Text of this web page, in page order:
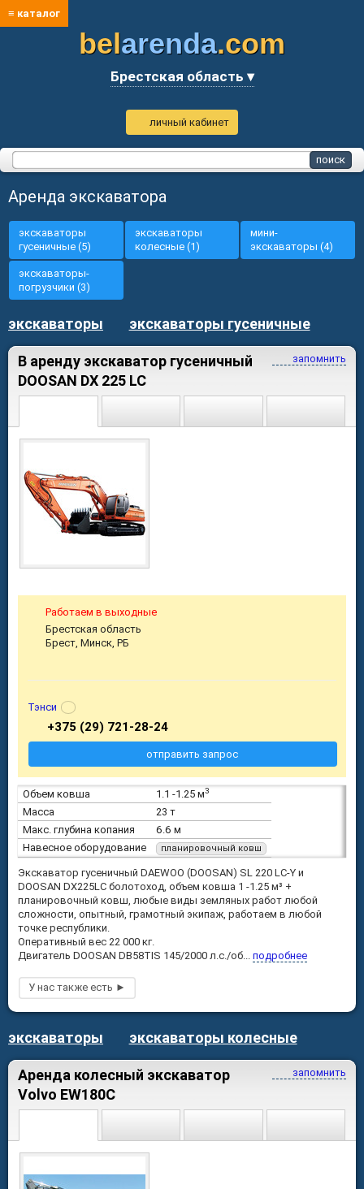
≡ каталог
belarenda.com
Брестская область ▾
личный кабинет
Аренда экскаватора
экскаваторы
гусеничные (5)
экскаваторы
колесные (1)
мини-
экскаваторы (4)
экскаваторы-
погрузчики (3)
экскаваторы экскаваторы гусеничные
запомнить
В аренду экскаватор гусеничный
DOOSAN DX 225 LC
Объем ковша 1.1 -1.25 м3
Масса
23 т
Макс. глубина копания
6.6 м
Навесное оборудование
планировочный ковш
Экскаватор гусеничный DAEWOO (DOOSAN) SL 220 LC-Y и
DOOSAN DX225LC болотоход, oбъем ковша 1 -1.25 м³ +
планировочный ковш, любые виды земляных работ любой
сложности, опытный, грамотный экипаж, работаем в любой
точке республики.
Оперативный вес 22 000 кг.
Двигатель DOOSAN DB58TIS 145/2000 л.с./об... подробнее
Работаем в выходные
Брестская область
Брест, Минск, РБ
Тэнси
+375 (29) 721-28-24
отправить запрос
экскаваторы экскаваторы колесные
запомнить
Аренда колесный экскаватор
Volvo EW180C